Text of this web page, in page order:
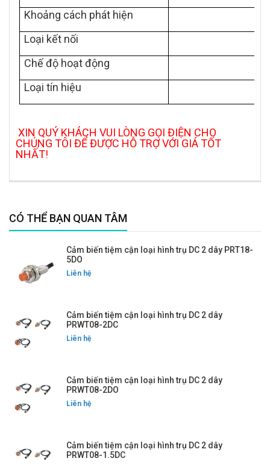
Khoảng cách phát hiện
Loại kết nối
Chế độ hoạt động
Loại tín hiệu
XIN QUÝ KHÁCH VUI LÒNG GỌI ĐIỆN CHO
CHÚNG TÔI ĐỂ ĐƯỢC HỖ TRỢ VỚI GIÁ TỐT
NHẤT!
CÓ THỂ BẠN QUAN TÂM
Cảm biến tiệm cận loại hình trụ DC 2 dây PRT18-
5DO
Liên hệ
Cảm biến tiệm cận loại hình trụ DC 2 dây
PRWT08-2DC
Liên hệ
Cảm biến tiệm cận loại hình trụ DC 2 dây
PRWT08-2DO
Liên hệ
Cảm biến tiệm cận loại hình trụ DC 2 dây
PRWT08-1.5DC